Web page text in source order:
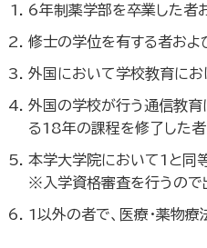
6年制薬学部を卒業した
修士の学位を有する者お
外国において学校教育に
外国の学校が行う通信教育
る18年の課程を修了した者
本学大学院において1と同
※入学資格審査を行うので
1以外の者で、医療・薬物